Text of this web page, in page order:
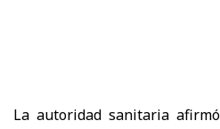
La autoridad sanitaria